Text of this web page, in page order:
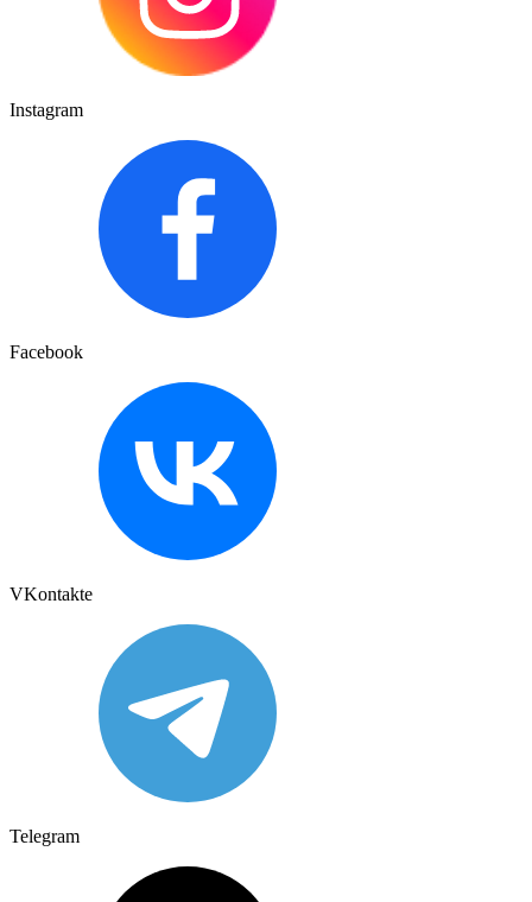
Instagram
Facebook
VKontakte
Telegram